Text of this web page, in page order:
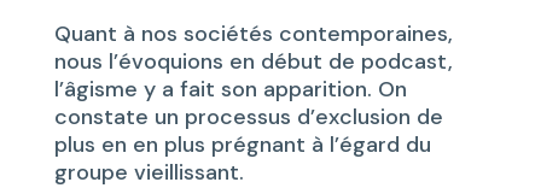
Quant à nos sociétés contemporaines,
nous l’évoquions en début de podcast,
l’âgisme y a fait son apparition. On
constate un processus d’exclusion de
plus en en plus prégnant à l’égard du
groupe vieillissant.